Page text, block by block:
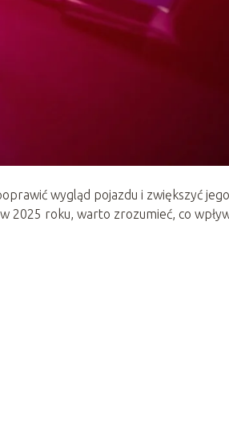
wygląd pojazdu i zwiększyć jego
2025 roku, warto zrozumieć, co